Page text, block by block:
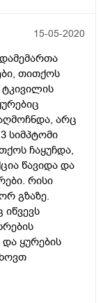
15-05-2020
თითქოს
ტკივილის
არც
სიმპტომი
ჩაყუჩდა,
წავიდა და
რისი
გზაზე.
ყურების